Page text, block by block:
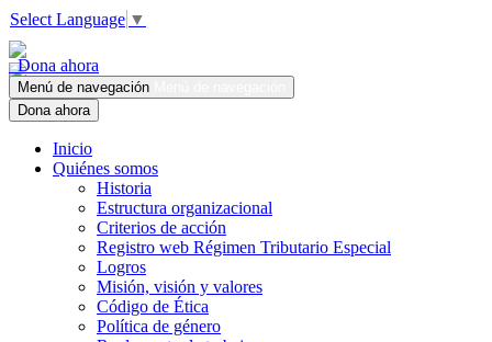
Select Language ▼
Dona ahora
Menú de navegación
Dona ahora
Inicio
Quiénes somos
Historia
Estructura organizacional
Criterios de acción
Registro web Régimen Tributario Especial
Logros
Misión, visión y valores
Código de Ética
Política de género